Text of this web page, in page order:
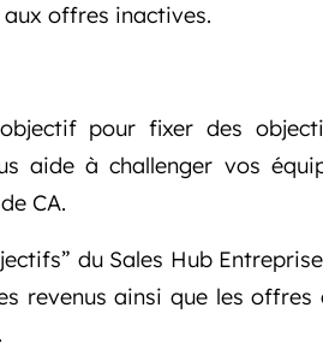
offres inactives.
pour fixer des
aide à challenger vos
CA.
du Sales Hub
revenus ainsi que les